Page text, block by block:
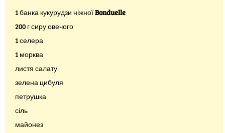
1 банка кукурудзи ніжноїBonduelle
200 г сиру овечого
1 селера
1 морква
листя салату
зелена цибуля
петрушка
сіль
майонез